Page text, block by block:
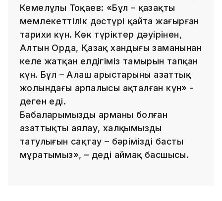
Кемелұлы Тоқаев: «Бұл – қазақтың
мемлекеттілік дәстүрі қайта жаңғырған
тарихи күн. Көк түріктер дәуірінен,
Алтын Орда, Қазақ хандығы заманынан
келе жатқан елдігіміз тамырын тапқан
күн. Бұл – Алаш арыстарының азаттық
жолындағы арпалысы ақталған күн» -
деген еді.
Бабаларымыздың арманы болған
азаттықты аялау, халқымыздың
татулығын сақтау – бәріміздің басты
мұратымыз», – деді аймақ басшысы.